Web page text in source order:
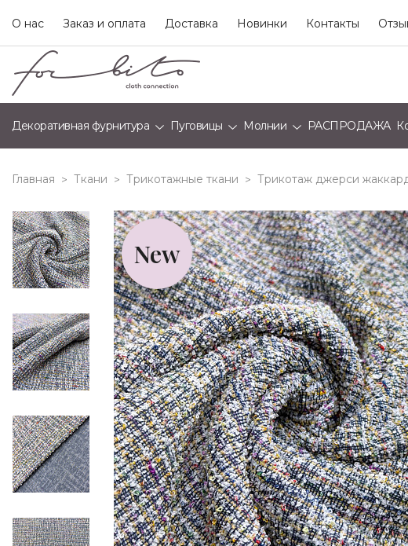
О нас Заказ и оплата Доставка Новинки Контакты
Декоративная фурнитура Пуговицы Молнии РАСПРОДАЖА
Главная > Ткани > Трикотажные ткани > Трикотаж джерси
New